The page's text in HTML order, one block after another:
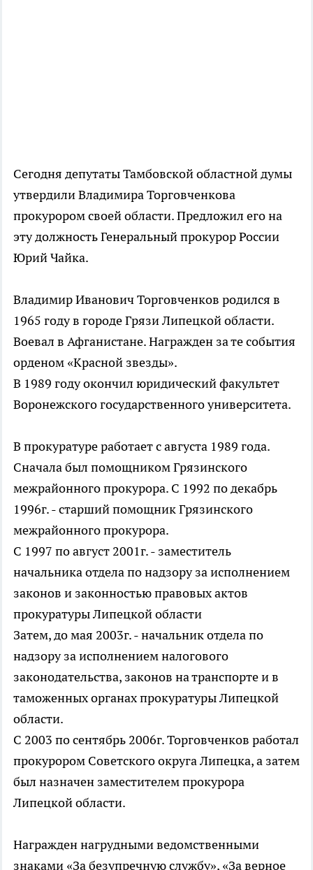
Сегодня депутаты Тамбовской областной думы
утвердили Владимира Торговченкова
прокурором своей области. Предложил его на
эту должность Генеральный прокурор России
Юрий Чайка.
Владимир Иванович Торговченков родился в
1965 году в городе Грязи Липецкой области.
Воевал в Афганистане. Награжден за те события
орденом «Красной звезды».
В 1989 году окончил юридический факультет
Воронежского государственного университета.
В прокуратуре работает с августа 1989 года.
Сначала был помощником Грязинского
межрайонного прокурора. С 1992 по декабрь
1996г. - старший помощник Грязинского
межрайонного прокурора.
С 1997 по август 2001г. - заместитель
начальника отдела по надзору за исполнением
законов и законностью правовых актов
прокуратуры Липецкой области
Затем, до мая 2003г. - начальник отдела по
надзору за исполнением налогового
законодательства, законов на транспорте и в
таможенных органах прокуратуры Липецкой
области.
С 2003 по сентябрь 2006г. Торговченков работал
прокурором Советского округа Липецка, а затем
был назначен заместителем прокурора
Липецкой области.
Награжден нагрудными ведомственными
знаками «За безупречную службу», «За верное